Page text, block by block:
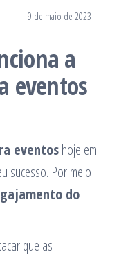
9 de maio de 2023
a
eventos
eventoshoje em
sucesso. Por meio
do
que as